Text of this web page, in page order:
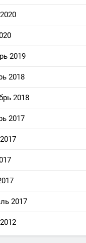
2019
2018
2018
2017
2017